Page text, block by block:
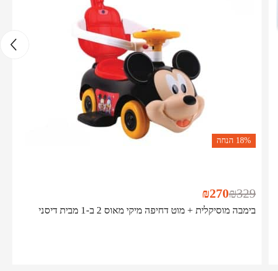
18% הנחה
בימבה מוסיקלית + מוט דחיפה מיקי מאוס 2 ב-1 מבית דיסני
₪329
₪270